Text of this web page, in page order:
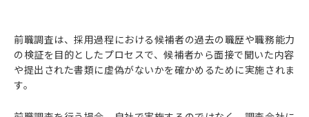
前職調査は、採用過程における候補者の過去の職歴や職務能力
の検証を目的としたプロセスで、候補者から面接で聞いた内容
や提出された書類に虚偽がないかを確かめるために実施されま
す。